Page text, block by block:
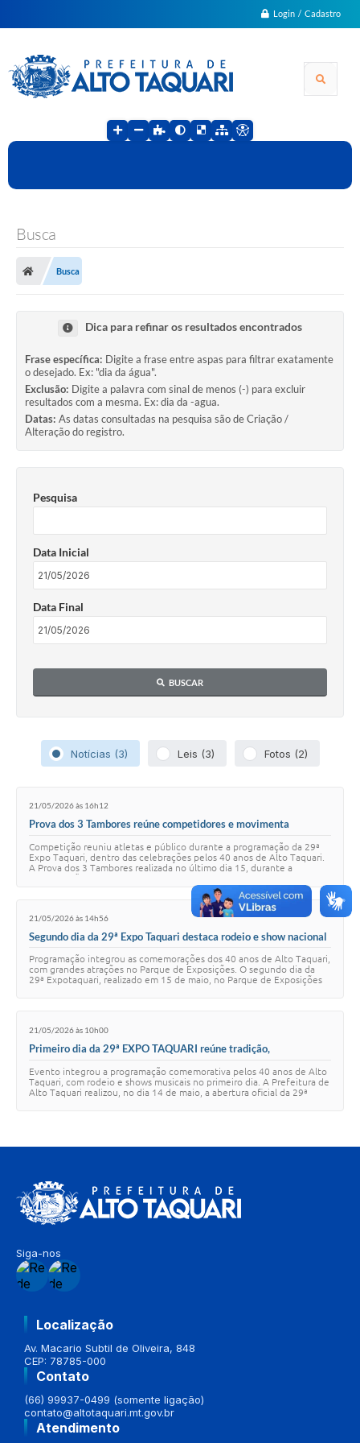
Login / Cadastro
Busca
Busca
Dica para refinar os resultados encontrados
Frase específica: Digite a frase entre aspas para filtrar exatamente
o desejado. Ex: "dia da água".
Exclusão: Digite a palavra com sinal de menos (-) para excluir
resultados com a mesma. Ex: dia da -agua.
Datas: As datas consultadas na pesquisa são de Criação /
Alteração do registro.
Pesquisa
Data Inicial
Data Final
BUSCAR
Notícias (3) Leis (3) Fotos (2)
21/05/2026 às 16h12
Prova dos 3 Tambores reúne competidores e movimenta
Competição reuniu atletas e público durante a programação da 29ª
Expo Taquari, dentro das celebrações pelos 40 anos de Alto Taquari.
A Prova dos 3 Tambores realizada no último dia 15, durante a
21/05/2026 às 14h56
Segundo dia da 29ª Expo Taquari destaca rodeio e show nacional
Programação integrou as comemorações dos 40 anos de Alto Taquari,
com grandes atrações no Parque de Exposições. O segundo dia da
29ª Expotaquari, realizado em 15 de maio, no Parque de Exposições
21/05/2026 às 10h00
Primeiro dia da 29ª EXPO TAQUARI reúne tradição,
Evento integrou a programação comemorativa pelos 40 anos de Alto
Taquari, com rodeio e shows musicais no primeiro dia. A Prefeitura de
Alto Taquari realizou, no dia 14 de maio, a abertura oficial da 29ª
Siga-nos
Localização
Av. Macario Subtil de Oliveira, 848
CEP: 78785-000
Contato
(66) 99937-0499 (somente ligação)
contato@altotaquari.mt.gov.br
Atendimento